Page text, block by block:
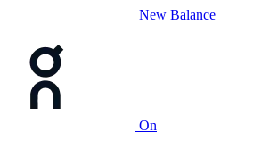
New Balance
On